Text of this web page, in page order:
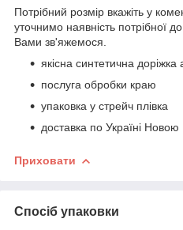
Потрібний розмір вкажіть у
уточнимо наявність потрібної
Вами зв'яжемося.
якісна синтетична доріжка
послуга обробки краю
упаковка у стрейч плівка
доставка по Україні
Приховати
Спосіб упаковки